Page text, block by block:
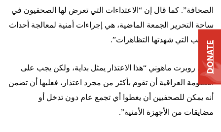
الصحافة”. كما قال إن “الاعتداءات التي تعرض لها الصحفيون في
ساحة التحرير الجمعة الماضية، هي إجراءات أمنية لمعالجة أحداث
الشغب التي شهدتها التظاهرات”.
وقال روبرت ماهوني “هذا الاعتذار يمثل بداية، ولكن يجب على
الحكومة العراقية أن تقوم بأكثر من مجرد اعتذار، فعليها أن تضمن
أنه يمكن للصحفيين أن يغطوا أي تجمع عام دون تدخل أو
مضايقات من الأجهزة الأمنية”.
DONATE